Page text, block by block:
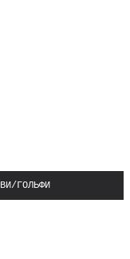
ГОЛЬФИ